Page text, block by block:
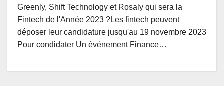
Greenly, Shift Technology et Rosaly qui sera la
Fintech de l'Année 2023 ?Les fintech peuvent
déposer leur candidature jusqu'au 19 novembre 2023
Pour condidater Un événement Finance…